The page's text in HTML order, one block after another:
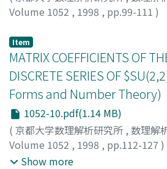
Volume 1052 , 1998 , pp.99-111 )
Item
MATRIX COEFFICIENTS OF
DISCRETE SERIES OF
Forms and Number Theory)
1052-10.pdf(1.14 MB)
( 京都大学数理解析研究所 , 数理解
Volume 1052 , 1998 , pp.112-127 )
Hayata, Takahiro
Show more